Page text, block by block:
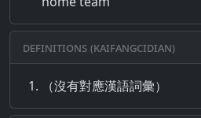
Definitions (Kaifangcidian)
（沒有對應漢語詞彙）